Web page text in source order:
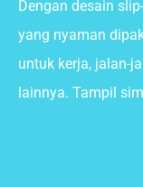
Dengan desain
yang nyaman
untuk kerja, jalan-
lainnya. Tampil